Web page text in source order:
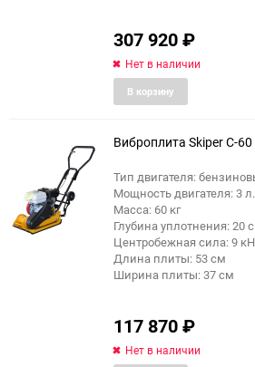
307 920₽
Нет в наличии
В корзину
Виброплита Skiper С-
Тип двигателя:
Мощность двигателя: 3
Масса: 60 кг
Глубина уплотнения: 20
Центробежная сила: 9 кН
Длина плиты: 53 см
Ширина плиты: 37 см
117 870₽
Нет в наличии